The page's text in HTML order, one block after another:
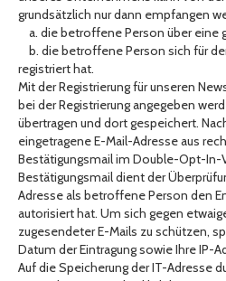
grundsätzlich nur dann empfangen
a. die betroffene Person über eine
b. die betroffene Person sich für
registriert hat.
Mit der Registrierung für unseren
bei der Registrierung angegeben
übertragen und dort gespeichert.
eingetragene E-Mail-Adresse aus
Bestätigungsmail im Double-Opt-In-
Bestätigungsmail dient der
Adresse als betroffene Person den
autorisiert hat. Um sich gegen
zugesendeter E-Mails zu schützen,
Datum der Eintragung sowie Ihre IP-
Auf die Speicherung der IT-Adresse